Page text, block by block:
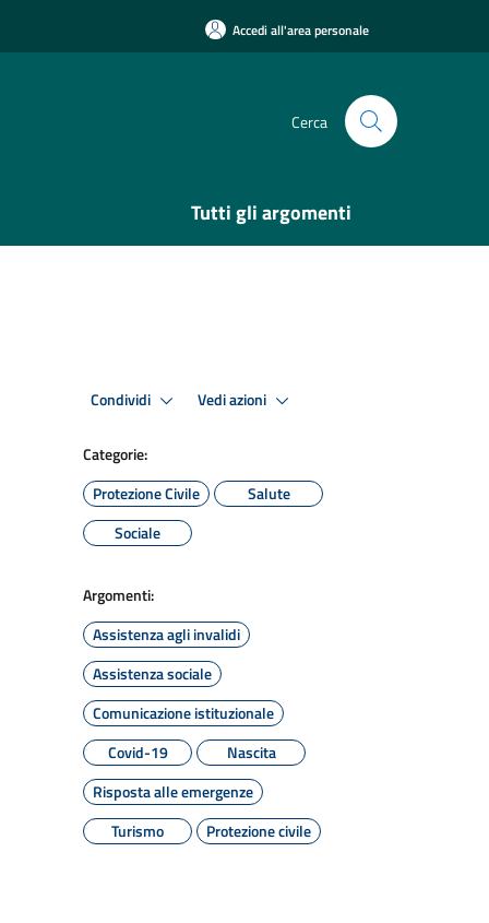
Accedi all'area personale
Cerca
Tutti gli argomenti
Condividi Vedi azioni
Categorie:
Protezione Civile
Salute
Sociale
Argomenti:
Assistenza agli invalidi
Assistenza sociale
Comunicazione istituzionale
Covid-19
Nascita
Risposta alle emergenze
Turismo
Protezione civile